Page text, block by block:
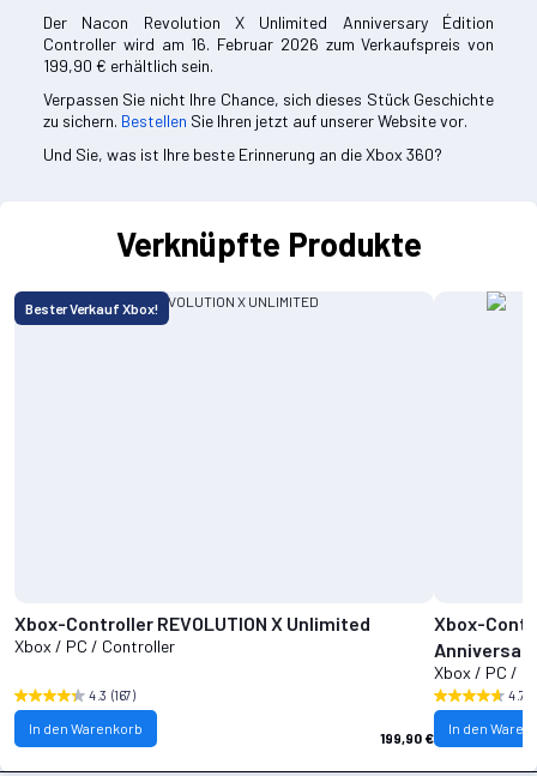
Der Nacon Revolution X Unlimited Anniversary Édition
Controller wird am 16. Februar 2026 zum Verkaufspreis von
199,90 € erhältlich sein.
Verpassen Sie nicht Ihre Chance, sich dieses Stück Geschichte
zu sichern. Bestellen Sie Ihren jetzt auf unserer Website vor.
Und Sie, was ist Ihre beste Erinnerung an die Xbox 360?
Verknüpfte Produkte
Bester Verkauf Xbox!
Xbox-Controller REVOLUTION X Unlimited
Xbox / PC / Controller
4.3 (167)
199,90 €
In den Warenkorb
Xbox-
Xbox / PC /
4.7
In den